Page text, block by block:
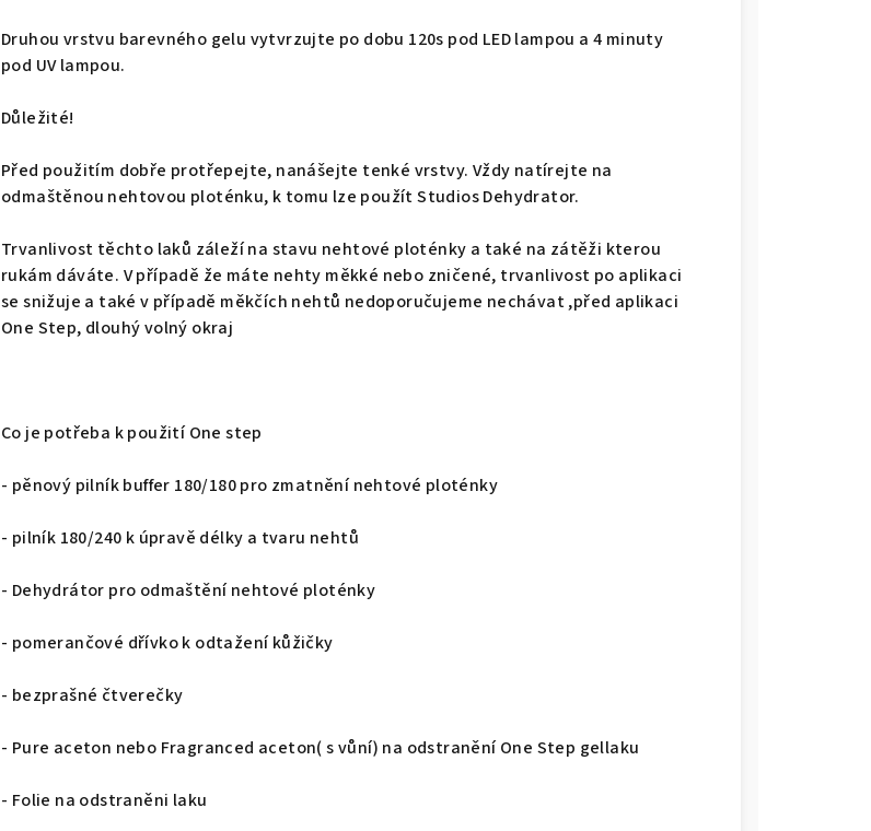
Druhou vrstvu barevného gelu vytvrzujte po dobu 120s pod LED lampou a 4 minuty
pod UV lampou.
Důležité!
Před použitím dobře protřepejte, nanášejte tenké vrstvy. Vždy natírejte na
odmaštěnou nehtovou ploténku, k tomu lze použít Studios Dehydrator.
Trvanlivost těchto laků záleží na stavu nehtové ploténky a také na zátěži kterou
rukám dáváte. V případě že máte nehty měkké nebo zničené, trvanlivost po aplikaci
se snižuje a také v případě měkčích nehtů nedoporučujeme nechávat ,před aplikaci
One Step, dlouhý volný okraj
Co je potřeba k použití One step
- pěnový pilník buffer 180/180 pro zmatnění nehtové ploténky
- pilník 180/240 k úpravě délky a tvaru nehtů
- Dehydrátor pro odmaštění nehtové ploténky
- pomerančové dřívko k odtažení kůžičky
- bezprašné čtverečky
- Pure aceton nebo Fragranced aceton( s vůní) na odstranění One Step gellaku
- Folie na odstraněni laku